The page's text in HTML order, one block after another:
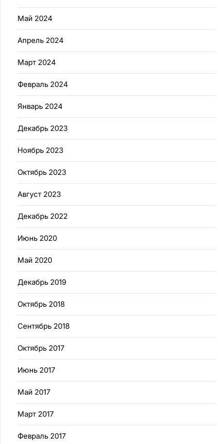
Май 2024
Апрель 2024
Март 2024
Февраль 2024
Январь 2024
Декабрь 2023
Ноябрь 2023
Октябрь 2023
Август 2023
Декабрь 2022
Июнь 2020
Май 2020
Декабрь 2019
Октябрь 2018
Сентябрь 2018
Октябрь 2017
Июнь 2017
Май 2017
Март 2017
Февраль 2017